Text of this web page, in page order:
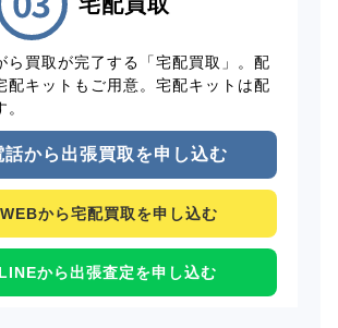
ら買取が完了する「宅配買取」。配
配キットもご用意。宅配キットは配
話から出張買取を申し込む
WEBから宅配買取を申し込む
LINEから出張査定を申し込む